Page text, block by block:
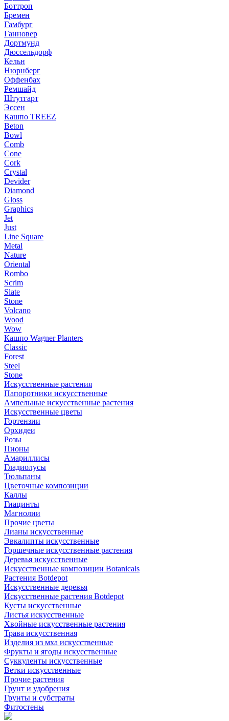
Боттроп
Бремен
Гамбург
Ганновер
Дортмунд
Дюссельдорф
Кельн
Нюрнберг
Оффенбах
Ремшайд
Штутгарт
Эссен
Кашпо TREEZ
Beton
Bowl
Comb
Cone
Cork
Crystal
Devider
Diamond
Gloss
Graphics
Jet
Just
Line Square
Metal
Nature
Oriental
Rombo
Scrim
Slate
Stone
Volcano
Wood
Wow
Кашпо Wagner Planters
Classic
Forest
Steel
Stone
Искусственные растения
Папоротники искусственные
Ампельные искусственные растения
Искусственные цветы
Гортензии
Орхидеи
Розы
Пионы
Амариллисы
Гладиолусы
Тюльпаны
Цветочные композиции
Каллы
Гиацинты
Магнолии
Прочие цветы
Лианы искусственные
Эвкалипты искусственные
Горшечные искусственные растения
Деревья искусственные
Искусственные композиции Botanicals
Растения Botdepot
Искусственные деревья
Искусственные растения Botdepot
Кусты искусственные
Листья искусственные
Хвойные искусственные растения
Трава искусственная
Изделия из мха искусственные
Фрукты и ягоды искусственные
Суккуленты искусственные
Ветки искусственные
Прочие растения
Грунт и удобрения
Грунты и субстраты
Фитостены